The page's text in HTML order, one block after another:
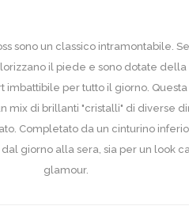
sono un classico intramontabile.
il piede e sono dotate della
per tutto il giorno.
mix di brillanti "cristalli" di diverse
Completato da un cinturino
giorno alla sera, sia per un look
glamour.